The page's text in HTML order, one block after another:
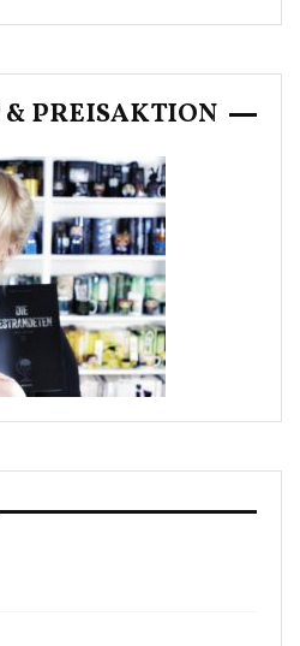
PREISAKTION